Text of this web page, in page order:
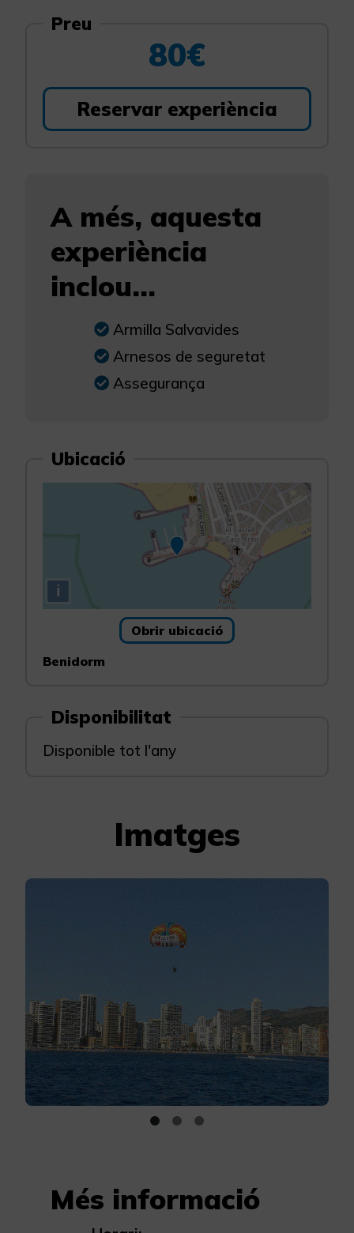
Preu
80€
Reservar experiència
A més, aquesta
experiència
inclou...
Armilla Salvavides
Arnesos de seguretat
Assegurança
Ubicació
i
Obrir ubicació
Benidorm
Disponibilitat
Disponible tot l'any
Imatges
Més informació